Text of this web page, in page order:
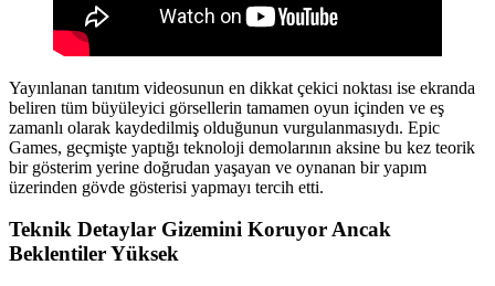
Yayınlanan tanıtım videosunun en dikkat çekici noktası ise ekranda
beliren tüm büyüleyici görsellerin tamamen oyun içinden ve eş
zamanlı olarak kaydedilmiş olduğunun vurgulanmasıydı. Epic
Games, geçmişte yaptığı teknoloji demolarının aksine bu kez teorik
bir gösterim yerine doğrudan yaşayan ve oynanan bir yapım
üzerinden gövde gösterisi yapmayı tercih etti.
Teknik Detaylar Gizemini Koruyor Ancak
Beklentiler Yüksek